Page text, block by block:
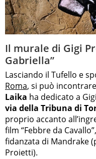
Il murale di Gigi
Gabriella”
Lasciando il Tufello e
Roma, si può
Laika ha dedicato a
via della Tribuna di Tor
proprio accanto
film “Febbre da
fidanzata di Mandrake
Proietti).